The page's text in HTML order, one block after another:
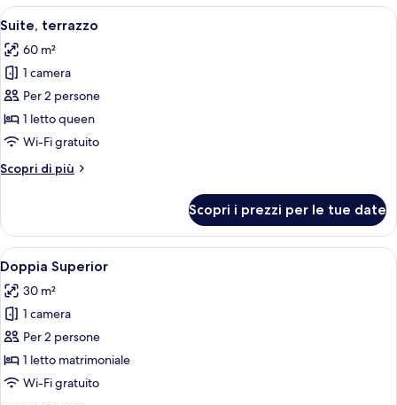
Apri
tutte
le
foto
per
Suite,
terrazzo
Una camera da letto con parete in
8
Suite, terrazzo
60 m²
1 camera
Per 2 persone
1 letto queen
Wi-Fi gratuito
Scopri di più
Altri
terrazzo
Scopri i prezzi per le tue date
Apri
tutte
le
foto
per
Doppia
Superior
Una camera da letto con pavimento
3
Doppia Superior
30 m²
1 camera
Per 2 persone
1 letto matrimoniale
Wi-Fi gratuito